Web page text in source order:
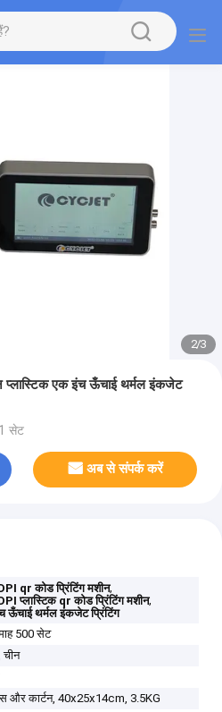
2/3
प्लास्टिक एक इंच ऊँचाई थर्मल इंकजेट
सेट
अब से संपर्क करें
qr कोड प्रिंटिंग मशीन,
प्लास्टिक qr कोड प्रिंटिंग मशीन,
ऊँचाई थर्मल इंकजेट प्रिंटिंग
500 सेट
चीन
और कार्टन, 40x25x14cm, 3.5KG